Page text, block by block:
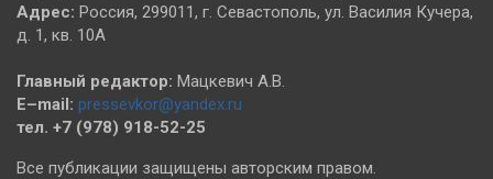
Адрес: Россия, 299011, г. Севастополь, ул. Василия Кучера,
д. 1, кв. 10А
Главный редактор: Мацкевич А.В.
E–mail: pressevkor@yandex.ru
тел. +7 (978) 918-52-25
Все публикации защищены авторским правом.